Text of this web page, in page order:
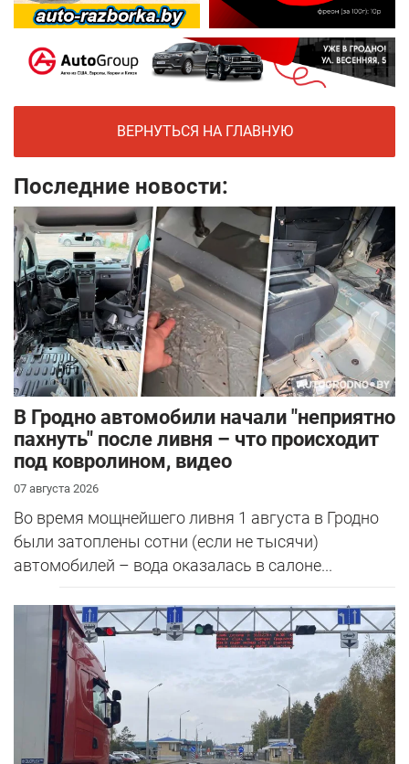
ВЕРНУТЬСЯ НА ГЛАВНУЮ
Последние новости:
В Гродно автомобили начали "неприятно
пахнуть" после ливня – что происходит
под ковролином, видео
07 августа 2026
Во время мощнейшего ливня 1 августа в Гродно
были затоплены сотни (если не тысячи)
автомобилей – вода оказалась в салоне...